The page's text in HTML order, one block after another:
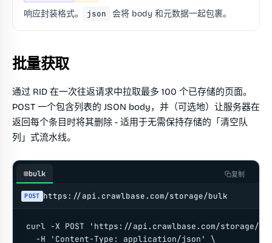
响应封装格式。 json 会将 body 和元数据一起包裹。
批量获取
通过 RID 在一次往返请求中拉取最多 100 个已存储的页面。
POST 一个包含列表的 JSON body，并（可选地）让服务器在
返回每个条目时将其删除 - 适用于无需保持存储的「清空队
列」式流水线。
bulk 复制
POST https://api.crawlbase.com/storage/bulk
curl -X POST 'https://api.crawlbase.com/storage/
  -H 'Content-Type: application/json' \